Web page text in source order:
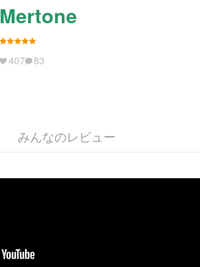
Mertone
407 83
みんなのレビュー